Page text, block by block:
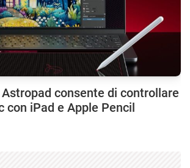
Astropad consente di controllare
con iPad e Apple Pencil